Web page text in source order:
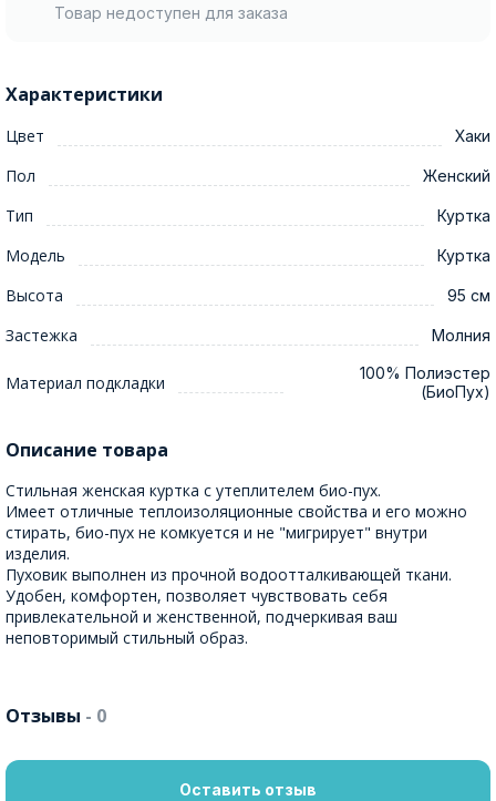
Товар недоступен для заказа
Характеристики
Цвет Хаки
Пол Женский
Тип Куртка
Модель Куртка
Высота 95 см
Застежка Молния
Материал подкладки
100% Полиэстер
(БиоПух)
Описание товара
Стильная женская куртка с утеплителем био-пух.
Имеет отличные теплоизоляционные свойства и его можно
стирать, био-пух не комкуется и не "мигрирует" внутри
изделия.
Пуховик выполнен из прочной водоотталкивающей ткани.
Удобен, комфортен, позволяет чувствовать себя
привлекательной и женственной, подчеркивая ваш
неповторимый стильный образ.
Отзывы - 0
Оставить отзыв